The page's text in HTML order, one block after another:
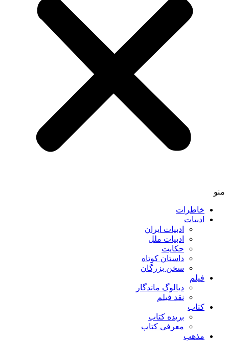
منو
خاطرات
ادبیات
ادبیات ایران
ادبیات ملل
حکایت
داستان کوتاه
سخن بزرگان
فیلم
دیالوگ ماندگار
نقد فیلم
کتاب
بریده کتاب
معرفی کتاب
مذهب